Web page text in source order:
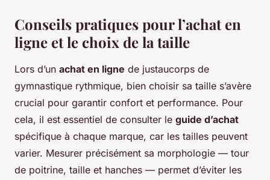
Conseils pratiques pour l’achat en
ligne et le choix de la taille
Lors d’un achat en ligne de justaucorps de
gymnastique rythmique, bien choisir sa taille s’avère
crucial pour garantir confort et performance. Pour
cela, il est essentiel de consulter le guide d’achat
spécifique à chaque marque, car les tailles peuvent
varier. Mesurer précisément sa morphologie — tour
de poitrine, taille et hanches — permet d’éviter les